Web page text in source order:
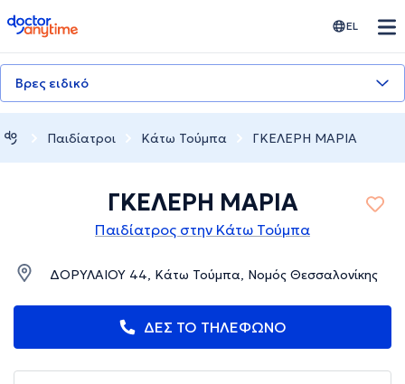
doctoranytime EL
Βρες ειδικό
Παιδίατροι Κάτω Τούμπα ΓΚΕΛΕΡΗ ΜΑΡΙΑ
ΓΚΕΛΕΡΗ ΜΑΡΙΑ
Παιδίατρος στην Κάτω Τούμπα
ΔΟΡΥΛΑΙΟΥ 44, Κάτω Τούμπα, Νομός Θεσσαλονίκης
ΔΕΣ ΤΟ ΤΗΛΕΦΩΝΟ